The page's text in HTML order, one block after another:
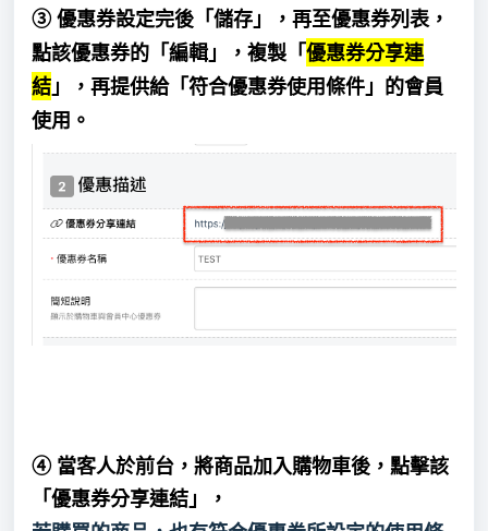
③ 優惠券設定完後「儲存」，再至優惠券列表，
點該優惠券的「編輯」，複製「優惠券分享連
結」，再提供給「符合優惠券使用條件」的會員
使用。
④ 當客人於前台，將商品加入購物車後，點擊該
「優惠券分享連結」，